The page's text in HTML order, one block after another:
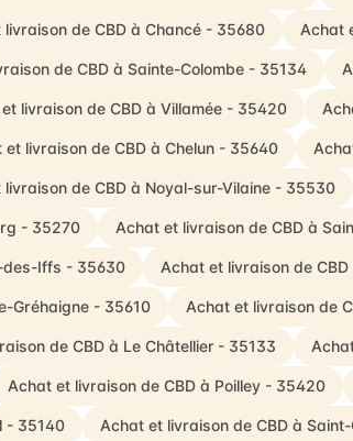
livraison de CBD à Chancé - 35680 Achat
de CBD à Sainte-Colombe - 35134
livraison de CBD à Villamée - 35420
et livraison de CBD à Chelun - 35640
livraison de CBD à Noyal-sur-Vilaine - 35530
- 35270 Achat et livraison de CBD à
des-Iffs - 35630 Achat et livraison de
Gréhaigne - 35610 Achat et livraison de
de CBD à Le Châtellier - 35133
Achat et livraison de CBD à Poilley - 35420
- 35140 Achat et livraison de CBD à